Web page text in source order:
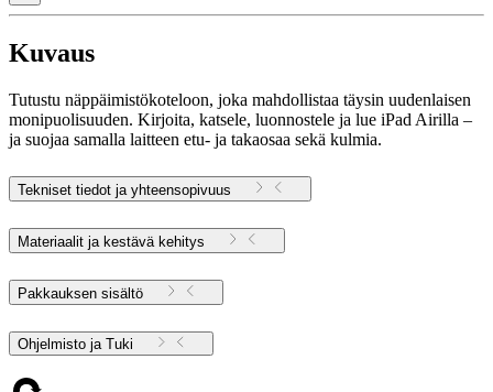
Kuvaus
Tutustu näppäimistökoteloon, joka mahdollistaa täysin uudenlaisen
monipuolisuuden. Kirjoita, katsele, luonnostele ja lue iPad Airilla –
ja suojaa samalla laitteen etu- ja takaosaa sekä kulmia.
Tekniset tiedot ja yhteensopivuus
Materiaalit ja kestävä kehitys
Pakkauksen sisältö
Ohjelmisto ja Tuki